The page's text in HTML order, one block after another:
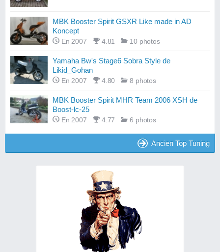
MBK Booster Spirit GSXR Like made in AD
Koncept
En 2007 4.81 10 photos
Yamaha Bw's Stage6 Sobra Style de
Likid_Gohan
En 2007 4.80 8 photos
MBK Booster Spirit MHR Team 2006 XSH de
Boost-lc-25
En 2007 4.77 6 photos
Ancien Top Tuning